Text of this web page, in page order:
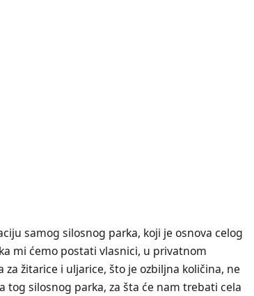
samog silosnog parka, koji je osnova celog
mi ćemo postati vlasnici, u privatnom
žitarice i uljarice, što je ozbiljna količina, ne
tog silosnog parka, za šta će nam trebati cela